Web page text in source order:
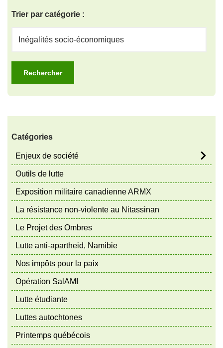
Trier par catégorie :
Catégories
Enjeux de société
Outils de lutte
Exposition militaire canadienne ARMX
La résistance non-violente au Nitassinan
Le Projet des Ombres
Lutte anti-apartheid, Namibie
Nos impôts pour la paix
Opération SalAMI
Lutte étudiante
Luttes autochtones
Printemps québécois